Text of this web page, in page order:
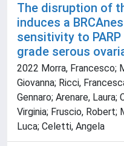
The disruption of
induces a
sensitivity to
grade serous
2022 Morra, Francesco;
Giovanna; Ricci,
Gennaro; Arenare, Laura;
Virginia; Fruscio, Robert;
Luca; Celetti, Angela